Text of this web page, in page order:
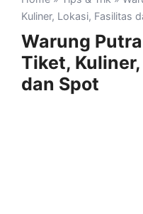
Kuliner, Lokasi, Fasilitas
Warung
Tiket,
dan Spot